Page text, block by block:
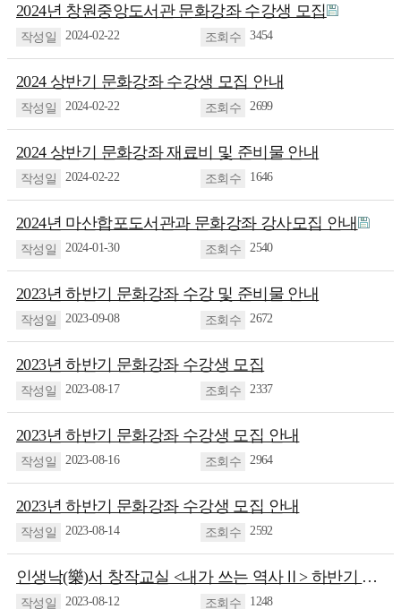
2024년 창원중앙도서관 문화강좌 수강생 모집
2024-02-22 3454
2024 상반기 문화강좌 수강생 모집 안내
2024-02-22 2699
2024 상반기 문화강좌 재료비 및 준비물 안내
2024-02-22 1646
2024년 마산합포도서관과 문화강좌 강사모집 안내
2024-01-30 2540
2023년 하반기 문화강좌 수강 및 준비물 안내
2023-09-08 2672
2023년 하반기 문화강좌 수강생 모집
2023-08-17 2337
2023년 하반기 문화강좌 수강생 모집 안내
2023-08-16 2964
2023년 하반기 문화강좌 수강생 모집 안내
2023-08-14 2592
인생낙(樂)서 창작교실 <내가 쓰는 역사Ⅱ> 하반기 수강생 모집
2023-08-12 1248